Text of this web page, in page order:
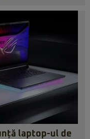
laptop-ul de